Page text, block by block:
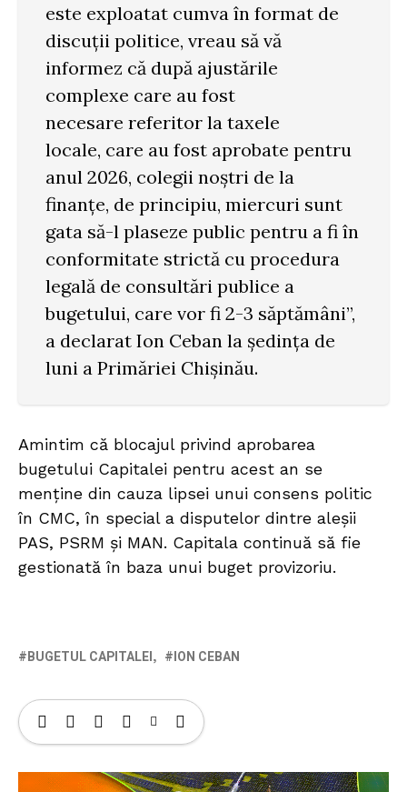
este exploatat cumva în format de
discuții politice, vreau să vă
informez că după ajustările
complexe care au fost
necesare referitor la taxele
locale, care au fost aprobate pentru
anul 2026, colegii noștri de la
finanțe, de principiu, miercuri sunt
gata să-l plaseze public pentru a fi în
conformitate strictă cu procedura
legală de consultări publice a
bugetului, care vor fi 2-3 săptămâni”,
a declarat Ion Ceban la ședința de
luni a Primăriei Chișinău.
Amintim că blocajul privind aprobarea
bugetului Capitalei pentru acest an se
menține din cauza lipsei unui consens politic
în CMC, în special a disputelor dintre aleșii
PAS, PSRM și MAN. Capitala continuă să fie
gestionată în baza unui buget provizoriu.
BUGETUL CAPITALEI ION CEBAN